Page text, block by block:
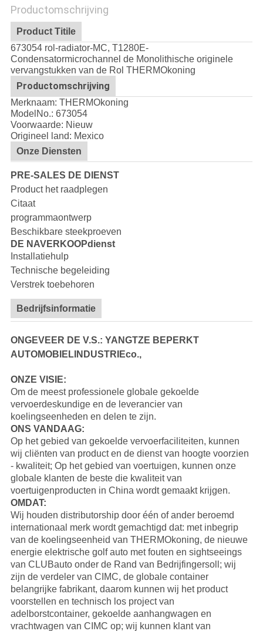
Productomschrijving
Product Titile
673054 rol-radiator-MC, T1280E-
Condensatormicrochannel de Monolithische originele
vervangstukken van de Rol THERMOkoning
Productomschrijving
Merknaam: THERMOkoning
ModelNo.: 673054
Voorwaarde: Nieuw
Origineel land: Mexico
Onze Diensten
PRE-SALES DE DIENST
Product het raadplegen
Citaat
programmaontwerp
Beschikbare steekproeven
DE NAVERKOOPdienst
Installatiehulp
Technische begeleiding
Verstrek toebehoren
Bedrijfsinformatie
ONGEVEER DE V.S.: YANGTZE BEPERKT
AUTOMOBIELINDUSTRIEco.,
ONZE VISIE:
Om de meest professionele globale gekoelde
vervoerdeskundige en de leverancier van
koelingseenheden en delen te zijn.
ONS VANDAAG:
Op het gebied van gekoelde vervoerfaciliteiten, kunnen
wij cliënten van product en de dienst van hoogte voorzien
- kwaliteit; Op het gebied van voertuigen, kunnen onze
globale klanten de beste die kwaliteit van
voertuigenproducten in China wordt gemaakt krijgen.
OMDAT:
Wij houden distributorship door één of ander beroemd
internationaal merk wordt gemachtigd dat: met inbegrip
van de koelingseenheid van THERMOkoning, de nieuwe
energie elektrische golf auto met fouten en sightseeings
van CLUBauto onder de Rand van Bedrijfingersoll; wij
zijn de verdeler van CIMC, de globale container
belangrijke fabrikant, daarom kunnen wij het product
voorstellen en technisch los project van
adelborstcontainer, gekoelde aanhangwagen en
vrachtwagen van CIMC op; wij kunnen klant van